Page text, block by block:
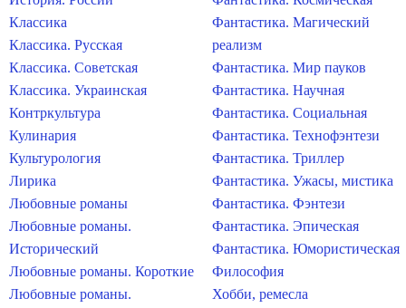
Классика
Классика. Русская
Классика. Советская
Классика. Украинская
Контркультура
Кулинария
Культурология
Лирика
Любовные романы
Любовные романы.
Исторический
Любовные романы. Короткие
Любовные романы.
Фантастика. Магический
реализм
Фантастика. Мир пауков
Фантастика. Научная
Фантастика. Социальная
Фантастика. Технофэнтези
Фантастика. Триллер
Фантастика. Ужасы, мистика
Фантастика. Фэнтези
Фантастика. Эпическая
Фантастика. Юмористическая
Философия
Хобби, ремесла